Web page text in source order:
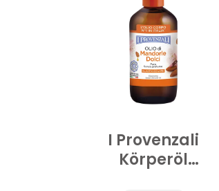
I Provenzali
Körperöl